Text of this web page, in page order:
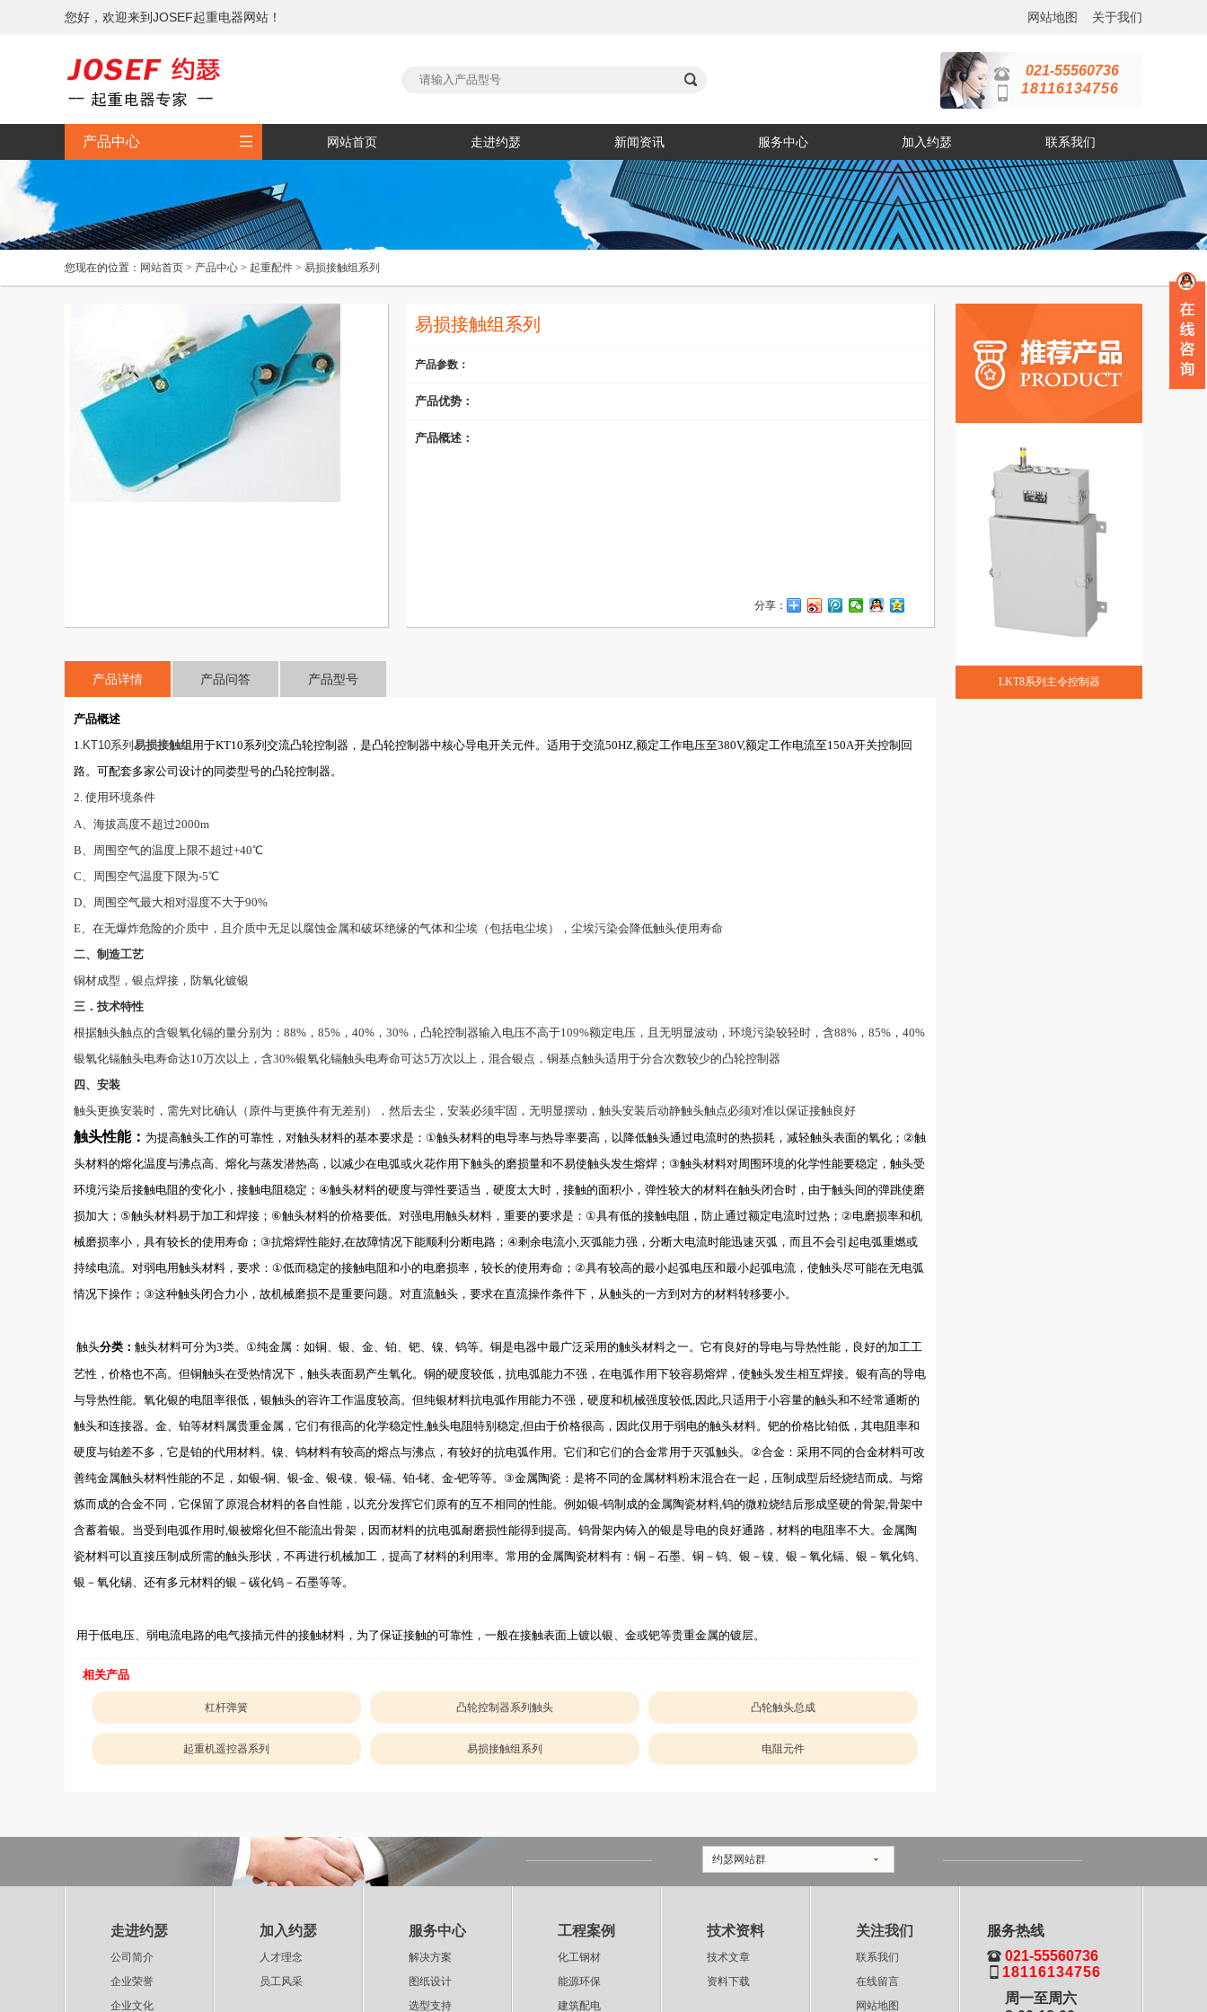
您好，欢迎来到JOSEF起重电器网站！ 网站地图 关于我们

021-55560736
18116134756
产品中心  网站首页 走进约瑟 新闻资讯 服务中心 加入约瑟 联系我们
您现在的位置： 网站首页 > 产品中心 > 起重配件 > 易损接触组系列
易损接触组系列
产品参数：
产品优势：
产品概述：
分享：
产品详情 产品问答 产品型号
产品概述
1.KT10系列 易损接触组用于KT10系列交流凸轮控制器，是凸轮控制器中核心导电开关元件。适用于交流50HZ,额定工作电压至380V,额定工作电流至150A开关控制回
路。可配套多家公司设计的同娄型号的凸轮控制器。
2. 使用环境条件
A、海拔高度不超过2000m
B、周围空气的温度上限不超过+40℃
C、周围空气温度下限为-5℃
D、周围空气最大相对湿度不大于90%
E、在无爆炸危险的介质中，且介质中无足以腐蚀金属和破坏绝缘的气体和尘埃（包括电尘埃），尘埃污染会降低触头使用寿命
二、制造工艺
铜材成型，银点焊接，防氧化镀银
三．技术特性
根据触头触点的含银氧化镉的量分别为：88%，85%，40%，30%，凸轮控制器输入电压不高于109%额定电压，且无明显波动，环境污染较轻时，含88%，85%，40%
银氧化镉触头电寿命达10万次以上，含30%银氧化镉触头电寿命可达5万次以上，混合银点，铜基点触头适用于分合次数较少的凸轮控制器
四、安装
触头更换安装时，需先对比确认（原件与更换件有无差别），然后去尘，安装必须牢固，无明显摆动，触头安装后动静触头触点必须对准以保证接触良好
触头性能： 为提高触头工作的可靠性，对触头材料的基本要求是： ①触头材料的电导率与热导率要高，以降低触头通过电流时的热损耗，减轻触头表面的氧化； ②触
头材料的熔化温度与沸点高、熔化与蒸发潜热高，以减少在电弧或火花作用下触头的磨损量和不易使触头发生熔焊； ③触头材料对周围环境的化学性能要稳定，触头受
环境污染后接触电阻的变化小，接触电阻稳定； ④触头材料的硬度与弹性要适当，硬度太大时，接触的面积小，弹性较大的材料在触头闭合时，由于触头间的弹跳使磨
损加大； ⑤触头材料易于加工和焊接； ⑥触头材料的价格要低。对强电用触头材料，重要的要求是： ①具有低的接触电阻，防止通过额定电流时过热； ②电磨损率和机
械磨损率小，具有较长的使用寿命； ③抗熔焊性能好,在故障情况下能顺利分断电路； ④剩余电流小,灭弧能力强，分断大电流时能迅速灭弧，而且不会引起电弧重燃或
持续电流。对弱电用触头材料，要求： ①低而稳定的接触电阻和小的电磨损率，较长的使用寿命； ②具有较高的最小起弧电压和最小起弧电流，使触头尽可能在无电弧
情况下操作； ③这种触头闭合力小，故机械磨损不是重要问题。对直流触头，要求在直流操作条件下，从触头的一方到对方的材料转移要小。
触头分类： 触头材料可分为3类。 ①纯金属：如铜、银、金、铂、钯、镍、钨等。铜是电器中最广泛采用的触头材料之一。它有良好的导电与导热性能，良好的加工工
艺性，价格也不高。但铜触头在受热情况下，触头表面易产生氧化。铜的硬度较低，抗电弧能力不强，在电弧作用下较容易熔焊，使触头发生相互焊接。银有高的导电
与导热性能。氧化银的电阻率很低，银触头的容许工作温度较高。但纯银材料抗电弧作用能力不强，硬度和机械强度较低,因此,只适用于小容量的触头和不经常通断的
触头和连接器。金、铂等材料属贵重金属，它们有很高的化学稳定性,触头电阻特别稳定,但由于价格很高，因此仅用于弱电的触头材料。钯的价格比铂低，其电阻率和
硬度与铂差不多，它是铂的代用材料。镍、钨材料有较高的熔点与沸点，有较好的抗电弧作用。它们和它们的合金常用于灭弧触头。 ②合金：采用不同的合金材料可改
善纯金属触头材料性能的不足，如银-铜、银-金、银-镍、银-镉、铂-铑、金-钯等等。 ③金属陶瓷：是将不同的金属材料粉末混合在一起，压制成型后经烧结而成。与熔
炼而成的合金不同，它保留了原混合材料的各自性能，以充分发挥它们原有的互不相同的性能。例如银-钨制成的金属陶瓷材料,钨的微粒烧结后形成坚硬的骨架,骨架中
含蓄着银。当受到电弧作用时,银被熔化但不能流出骨架，因而材料的抗电弧耐磨损性能得到提高。钨骨架内铸入的银是导电的良好通路，材料的电阻率不大。金属陶
瓷材料可以直接压制成所需的触头形状，不再进行机械加工，提高了材料的利用率。常用的金属陶瓷材料有：铜－石墨、铜－钨、银－镍、银－氧化镉、银－氧化钨、
银－氧化锡、还有多元材料的银－碳化钨－石墨等等。
用于低电压、弱电流电路的电气接插元件的接触材料，为了保证接触的可靠性，一般在接触表面上镀以银、金或钯等贵重金属的镀层。
相关产品
杠杆弹簧 凸轮控制器系列触头 凸轮触头总成
起重机遥控器系列 易损接触组系列 电阻元件
LKT8系列主令控制器
约瑟网站群
走进约瑟
公司简介
企业荣誉
企业文化
加入约瑟
人才理念
员工风采
服务中心
解决方案
图纸设计
选型支持
工程案例
化工钢材
能源环保
建筑配电
技术资料
技术文章
资料下载
关注我们
联系我们
在线留言
网站地图
服务热线
 021-55560736
 18116134756
周一至周六